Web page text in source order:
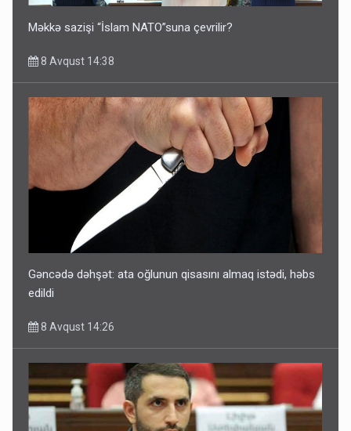
Məkkə sazişi “İslam NATO”suna çevrilir?
8 Avqust 14:38
Gəncədə dəhşət: ata oğlunun qisasını almaq istədi, həbs
edildi
8 Avqust 14:26